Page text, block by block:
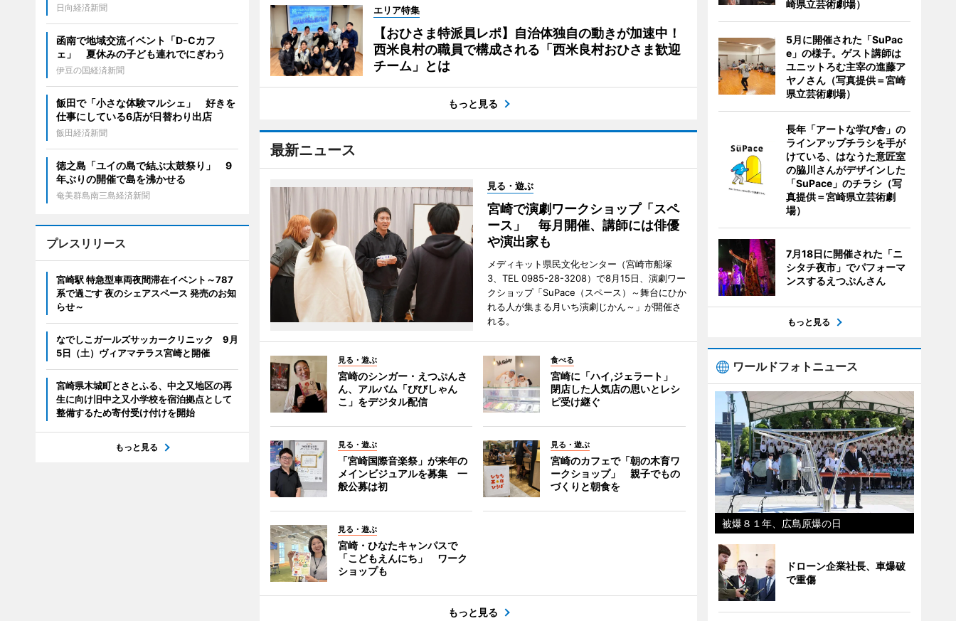
エリア特集
【おひさま特派員レポ】自治体独自の動きが加速中！
西米良村の職員で構成される「西米良村おひさま歓迎
チーム」とは
もっと見る
最新ニュース
見る・遊ぶ
宮崎で演劇ワークショップ「スペ
ース」 毎月開催、講師には俳優
や演出家も
メディキット県民文化センター（宮崎市船塚
3、TEL 0985-28-3208）で8月15日、演劇ワー
クショップ「SuPace（スペース）～舞台にひか
れる人が集まる月いち演劇じかん～」が開催さ
れる。
見る・遊ぶ
宮崎のシンガー・えつぷんさ
ん、アルバム「びびしゃん
こ」をデジタル配信
食べる
宮崎に「ハイ,ジェラート」
閉店した人気店の思いとレシ
ピ受け継ぐ
見る・遊ぶ
「宮崎国際音楽祭」が来年の
メインビジュアルを募集 一
般公募は初
見る・遊ぶ
宮崎のカフェで「朝の木育ワ
ークショップ」 親子でもの
づくりと朝食を
見る・遊ぶ
宮崎・ひなたキャンパスで
「こどもえんにち」 ワーク
ショップも
もっと見る
日向経済新聞
函南で地域交流イベント「D-Cカフ
ェ」 夏休みの子ども連れでにぎわう
伊豆の国経済新聞
飯田で「小さな体験マルシェ」 好きを
仕事にしている6店が日替わり出店
飯田経済新聞
徳之島「ユイの島で結ぶ太鼓祭り」 9
年ぶりの開催で島を沸かせる
奄美群島南三島経済新聞
プレスリリース
宮崎駅 特急型車両夜間滞在イベント～787
系で過ごす 夜のシェアスペース 発売のお知
らせ～
なでしこガールズサッカークリニック 9月
5日（土）ヴィアマテラス宮崎と開催
宮崎県木城町とさとふる、中之又地区の再
生に向け旧中之又小学校を宿泊拠点として
整備するため寄付受け付けを開始
もっと見る
崎県立芸術劇場）
5月に開催された「SuPac
e」の様子。ゲスト講師は
ユニットろむ主宰の進藤ア
ヤノさん（写真提供＝宮崎
県立芸術劇場）
長年「アートな学び舎」の
ラインアップチラシを手が
けている、はなうた意匠室
の脇川さんがデザインした
「SuPace」のチラシ（写
真提供＝宮崎県立芸術劇
場）
7月18日に開催された「ニ
シタチ夜市」でパフォーマ
ンスするえつぷんさん
もっと見る
ワールドフォトニュース
被爆８１年、広島原爆の日
ドローン企業社長、車爆破
で重傷